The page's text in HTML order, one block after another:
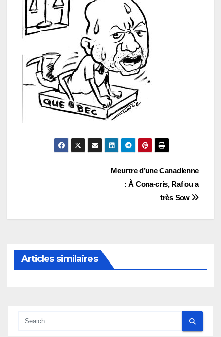
l’article
Meurtre d’une Canadienne
: À Cona-cris, Rafiou a
très Sow
Articles similaires